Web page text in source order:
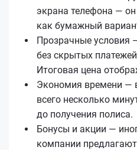
экрана телефона —
как бумажный
Прозрачные условия
без скрытых
Итоговая цена
Экономия времени —
всего несколько
до получения полиса.
Бонусы и акции —
компании